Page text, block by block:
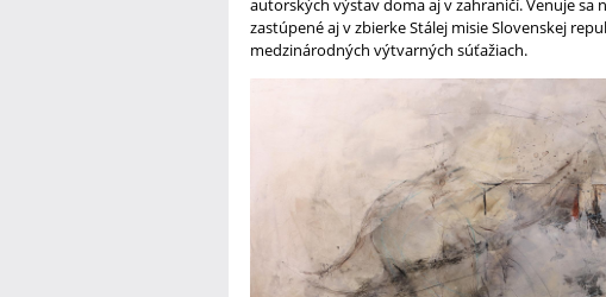
autorských výstav doma aj v zahraničí. Venuje
zastúpené aj v zbierke Stálej misie Slovenskej
medzinárodných výtvarných súťažiach.